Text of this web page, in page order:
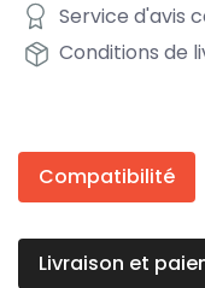
Service d'avis
Conditions de
Compatibilité
Livraison et